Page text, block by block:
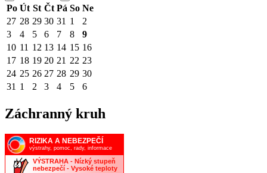
Po Út St Čt Pá So Ne
27 28 29 30 31 1
2
3
4 5 6 7 8
9
10 11 12 13 14 15 16
17 18 19 20 21 22 23
24 25 26 27 28 29 30
31 1 2 3 4 5 6
Záchranný kruh